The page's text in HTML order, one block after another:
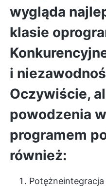
wygląda
klasie
i
Oczywiście,
powodzenia
programem
również:
Potężne